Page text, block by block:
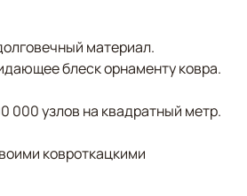
материал.
блеск орнаменту ковра.
000 узлов на квадратный метр.
ковроткацкими